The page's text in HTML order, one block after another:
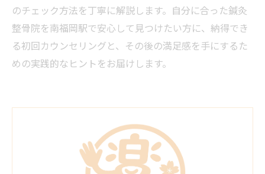
のチェック方法を丁寧に解説します。自分に合った鍼灸
整骨院を南福岡駅で安心して見つけたい方に、納得でき
る初回カウンセリングと、その後の満足感を手にするた
めの実践的なヒントをお届けします。